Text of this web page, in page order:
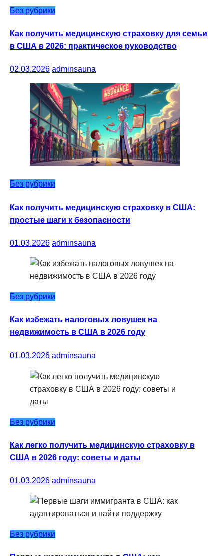
Без рубрики
Как получить медицинскую страховку для семьи
в США в 2026: практическое руководство
02.03.2026 adminsauna
Без рубрики
Как получить медицинскую страховку в США:
простые шаги к безопасности
01.03.2026 adminsauna
Без рубрики
Как избежать налоговых ловушек на
недвижимость в США в 2026 году
01.03.2026 adminsauna
Без рубрики
Как легко получить медицинскую страховку в
США в 2026 году: советы и даты
01.03.2026 adminsauna
Без рубрики